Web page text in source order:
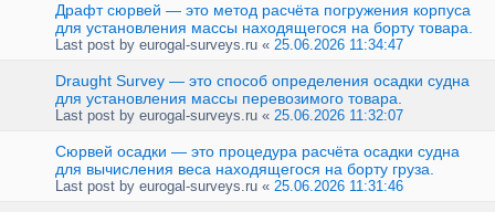
Драфт сюрвей — это метод расчёта погружения корпуса
для установления массы находящегося на борту товара.
Last post by eurogal-surveys.ru « 25.06.2026 11:34:47
Draught Survey — это способ определения осадки судна
для установления массы перевозимого товара.
Last post by eurogal-surveys.ru « 25.06.2026 11:32:07
Сюрвей осадки — это процедура расчёта осадки судна
для вычисления веса находящегося на борту груза.
Last post by eurogal-surveys.ru « 25.06.2026 11:31:46